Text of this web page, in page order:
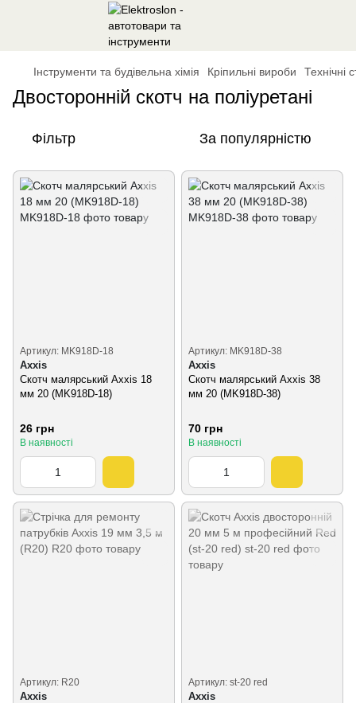
Інструменти та будівельна хімія Кріпильні вироби Технічні
Двосторонній скотч на поліуретані
Фільтр За популярністю
Артикул: MK918D-18
Axxis
Скотч малярський Axxis 18
мм 20 (MK918D-18)
26 грн
В наявності
Артикул: MK918D-38
Axxis
Скотч малярський Axxis 38
мм 20 (MK918D-38)
70 грн
В наявності
Артикул: R20
Axxis
Артикул: st-20 red
Axxis